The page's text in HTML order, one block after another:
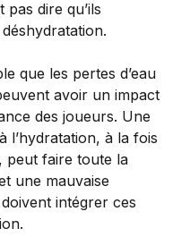
dire qu’ils
que les pertes d’eau
avoir un impact
des joueurs. Une
l’hydratation, à la fois
peut faire toute la
une mauvaise
intégrer ces